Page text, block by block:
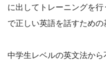
に出してトレーニングを
で正しい英語を話すための
中学生レベルの英文法か